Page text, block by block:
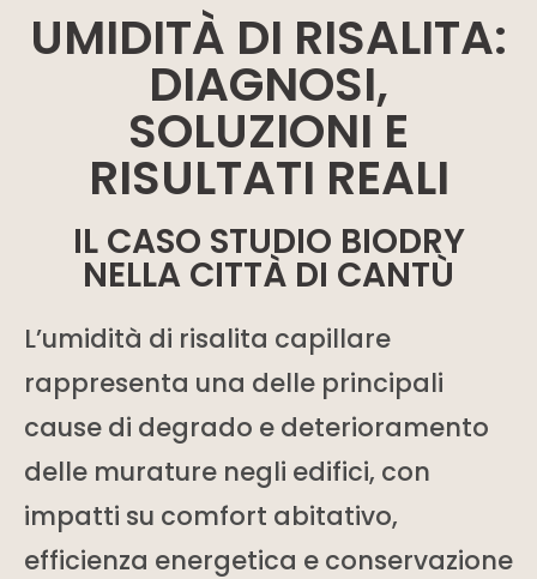
UMIDITÀ DI RISALITA:
DIAGNOSI,
SOLUZIONI E
RISULTATI REALI
IL CASO STUDIO BIODRY
NELLA CITTÀ DI CANTÙ
L’umidità di risalita capillare
rappresenta una delle principali
cause di degrado e deterioramento
delle murature negli edifici, con
impatti su comfort abitativo,
efficienza energetica e conservazione